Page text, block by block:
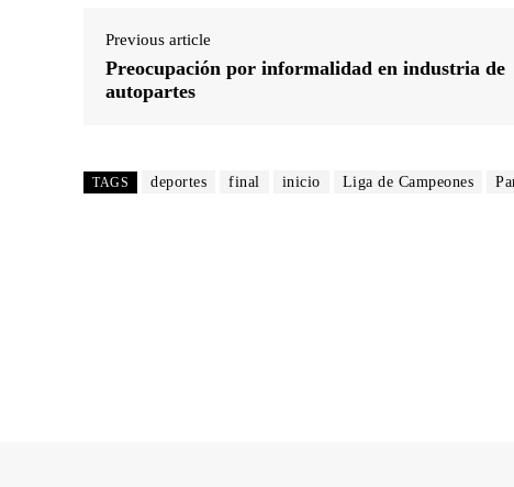
Previous article
Preocupación por informalidad en industria de
autopartes
TAGS deportes final inicio Liga de Campeones